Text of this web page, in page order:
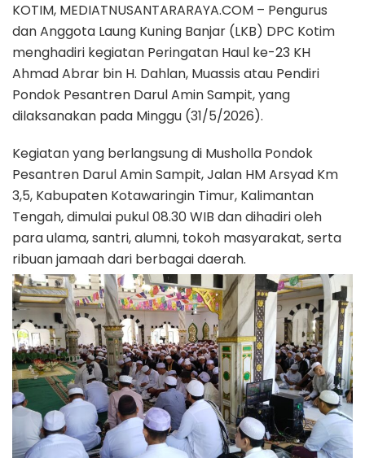
KOTIM, MEDIATNUSANTARARAYA.COM – Pengurus
dan Anggota Laung Kuning Banjar (LKB) DPC Kotim
menghadiri kegiatan Peringatan Haul ke-23 KH
Ahmad Abrar bin H. Dahlan, Muassis atau Pendiri
Pondok Pesantren Darul Amin Sampit, yang
dilaksanakan pada Minggu (31/5/2026).
Kegiatan yang berlangsung di Musholla Pondok
Pesantren Darul Amin Sampit, Jalan HM Arsyad Km
3,5, Kabupaten Kotawaringin Timur, Kalimantan
Tengah, dimulai pukul 08.30 WIB dan dihadiri oleh
para ulama, santri, alumni, tokoh masyarakat, serta
ribuan jamaah dari berbagai daerah.